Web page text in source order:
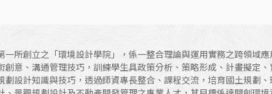
一所創立之「環境設計學院」，係一整合理論與運用實務之跨領域
創意、溝通管理技巧，訓練學生具政策分析、策略形成、計畫擬定
劃設計知識與技巧，透過師資專長整合、課程交流，培育國土規劃